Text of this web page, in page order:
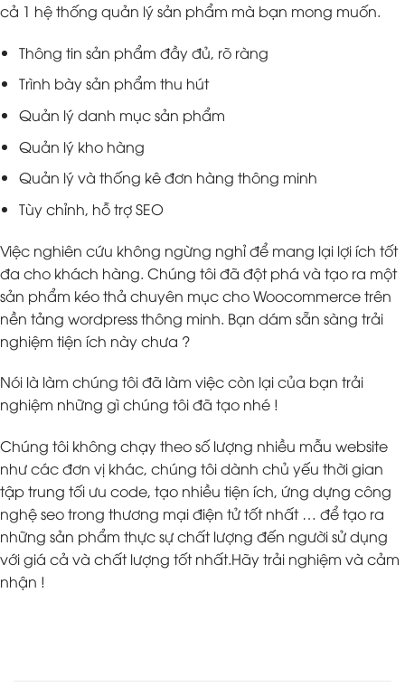
cả 1 hệ thống quản lý sản phẩm mà bạn mong muốn.
Thông tin sản phẩm đầy đủ, rõ ràng
Trình bày sản phẩm thu hút
Quản lý danh mục sản phẩm
Quản lý kho hàng
Quản lý và thống kê đơn hàng thông minh
Tùy chỉnh, hỗ trợ SEO
Việc nghiên cứu không ngừng nghỉ để mang lại lợi ích tốt
đa cho khách hàng. Chúng tôi đã đột phá và tạo ra một
sản phẩm kéo thả chuyên mục cho Woocommerce trên
nền tảng wordpress thông minh. Bạn dám sẵn sàng trải
nghiệm tiện ích này chưa ?
Nói là làm chúng tôi đã làm việc còn lại của bạn trải
nghiệm những gì chúng tôi đã tạo nhé !
Chúng tôi không chạy theo số lượng nhiều mẫu website
như các đơn vị khác, chúng tôi dành chủ yếu thời gian
tập trung tối ưu code, tạo nhiều tiện ích, ứng dựng công
nghệ seo trong thương mại điện tử tốt nhất … để tạo ra
những sản phẩm thực sự chất lượng đến người sử dụng
với giá cả và chất lượng tốt nhất.Hãy trải nghiệm và cảm
nhận !